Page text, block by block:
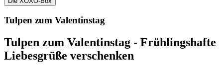
Tulpen zum Valentinstag
Tulpen zum Valentinstag - Frühlingshafte
Liebesgrüße verschenken